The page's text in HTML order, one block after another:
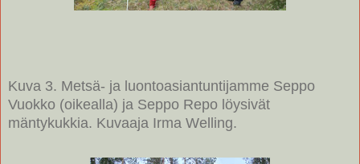
Kuva 3. Metsä- ja luontoasiantuntijamme Seppo
Vuokko (oikealla) ja Seppo Repo löysivät
mäntykukkia. Kuvaaja Irma Welling.